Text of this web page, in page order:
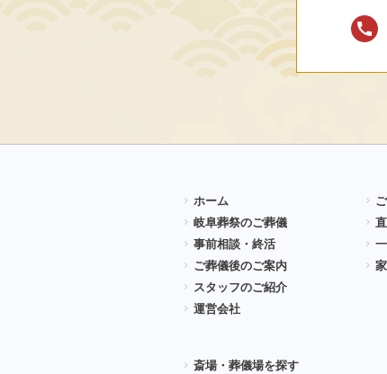
ホーム
岐阜葬祭のご葬儀
事前相談・終活
ご葬儀後のご案内
スタッフのご紹介
運営会社
斎場・葬儀場を探す